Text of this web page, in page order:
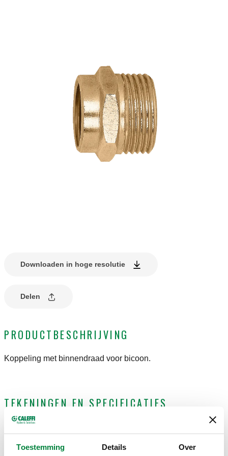
Toestemming Details Over
Downloaden in hoge resolutie
Delen
PRODUCTBESCHRIJVING
Koppeling met binnendraad voor bicoon.
TEKENINGEN EN SPECIFICATIES